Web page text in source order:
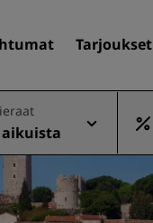
Tarjoukset
hotelli
aikuista